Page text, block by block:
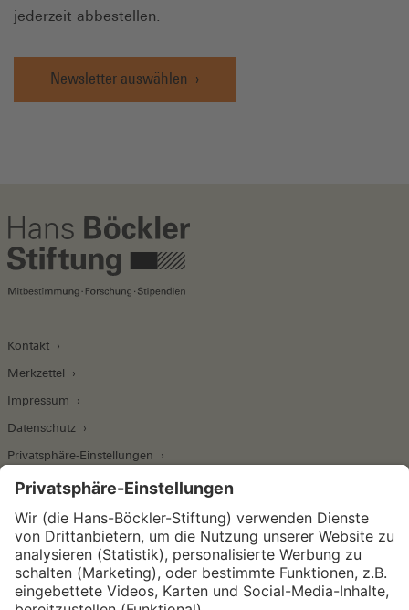
jederzeit abbestellen.
Newsletter auswählen
Kontakt
Merkzettel
Impressum
Datenschutz
Privatsphäre-Einstellungen
Wirtschafts- und Sozialwissenschaftliches Institut
Institut für Makroökonomie und